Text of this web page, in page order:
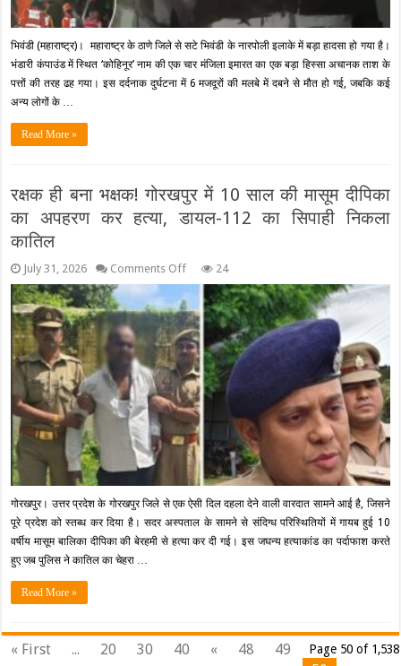
मलबे
दबने
से
6
मजदूरों
भिवंडी (महाराष्ट्र)। महाराष्ट्र के ठाणे जिले से सटे भिवंडी के नारपोली इलाके में बड़ा हादसा हो गया है।
भंडारी कंपाउंड में स्थित ‘कोहिनूर’ नाम की एक चार मंजिला इमारत का एक बड़ा हिस्सा अचानक ताश के
पत्तों की तरह ढह गया। इस दर्दनाक दुर्घटना में 6 मजदूरों की मलबे में दबने से मौत हो गई, जबकि कई
अन्य लोगों के …
Read More »
रक्षक ही बना भक्षक! गोरखपुर में 10 साल की मासूम दीपिका
का अपहरण कर हत्या, डायल-112 का सिपाही निकला
कातिल
July 31, 2026 Comments Offon
ही
बना
भक्षक!
गोरखपुर
में
10
साल
की
मासूम
दीपिका
का
अपहरण
कर
हत्या,
डायल-112
का
सिपाही
निकला
24
गोरखपुर। उत्तर प्रदेश के गोरखपुर जिले से एक ऐसी दिल दहला देने वाली वारदात सामने आई है, जिसने
पूरे प्रदेश को स्तब्ध कर दिया है। सदर अस्पताल के सामने से संदिग्ध परिस्थितियों में गायब हुई 10
वर्षीय मासूम बालिका दीपिका की बेरहमी से हत्या कर दी गई। इस जघन्य हत्याकांड का पर्दाफाश करते
हुए जब पुलिस ने कातिल का चेहरा …
Read More »
Page 50 of 1,538
« First ... 20 30 40 « 48
49